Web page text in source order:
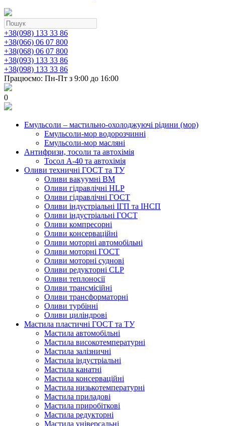
+38(098) 133 33 86
+38(066) 06 07 800
+38(068) 06 07 800
+38(093) 133 33 86
+38(098) 133 33 86
Працюємо: Пн-Пт з 9:00 до 16:00
0
Емульсоли – мастильно-охолоджуючі рідини (мор)
Емульсоли-мор водорозчинні
Емульсоли-мор масляні
Антифризи, тосоли та автохімія
Тосол А-40 та автохімія
Оливи техничні ГОСТ та ТУ
Оливи вакуумні ВМ
Оливи гідравлічні HLP
Оливи гідравлічні ГОСТ
Оливи індустріальні ІГП та ІНСП
Оливи індустріальні ГОСТ
Оливи компресорні
Оливи консерваційні
Оливи моторні автомобільні
Оливи моторні ГОСТ
Оливи моторні суднові
Оливи редукторні CLP
Оливи теплоносії
Оливи трансмісійні
Оливи трансформаторні
Оливи турбінні
Оливи циліндрові
Мастила пластичні ГОСТ та ТУ
Мастила автомобільні
Мастила високотемпературні
Мастила залізничні
Мастила індустріальні
Мастила канатні
Мастила консерваційні
Мастила низькотемпературні
Мастила приладові
Мастила приробіткові
Мастила редукторні
Мастила універсальні